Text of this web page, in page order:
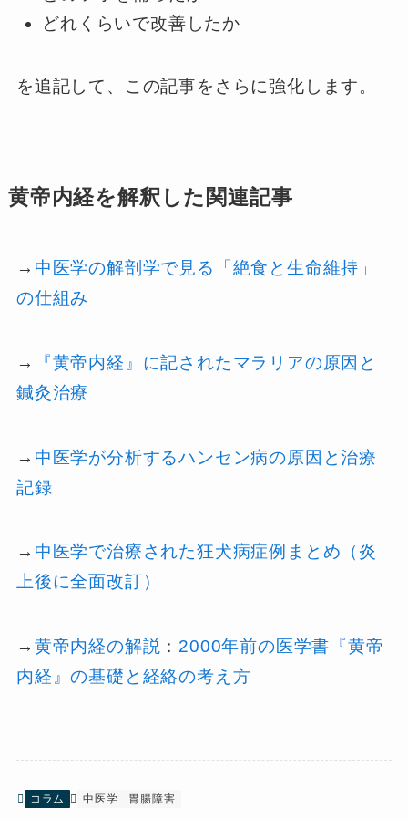
どれくらいで改善したか
を追記して、この記事をさらに強化します。
黄帝内経を解釈した関連記事
→ 中医学の解剖学で見る「絶食と生命維持」
の仕組み
→
『黄帝内経』に記されたマラリアの原因と
鍼灸治療
→ 中医学が分析するハンセン病の原因と治療
記録
→ 中医学で治療された狂犬病症例まとめ（炎
上後に全面改訂）
→ 黄帝内経の解説 ： 2000年前の医学書『黄帝
内経』の基礎と経絡の考え方
コラム 中医学 胃腸障害